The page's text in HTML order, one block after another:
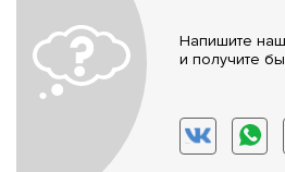
Напишите
и получите